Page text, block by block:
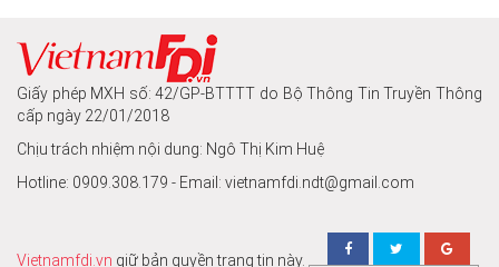
Giấy phép MXH số: 42/GP-BTTTT do Bộ Thông Tin Truyền Thông
cấp ngày 22/01/2018
Chịu trách nhiệm nội dung: Ngô Thị Kim Huệ
Hotline: 0909.308.179 - Email: vietnamfdi.ndt@gmail.com
Vietnamfdi.vn giữ bản quyền trang tin này.